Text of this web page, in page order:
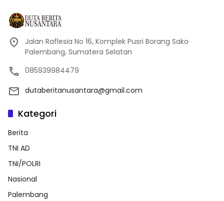
Jalan Raflesia No 16, Komplek Pusri Borang Sako
Palembang, Sumatera Selatan
085939984479
dutaberitanusantara@gmail.com
Kategori
Berita
TNI AD
TNI/POLRI
Nasional
Palembang